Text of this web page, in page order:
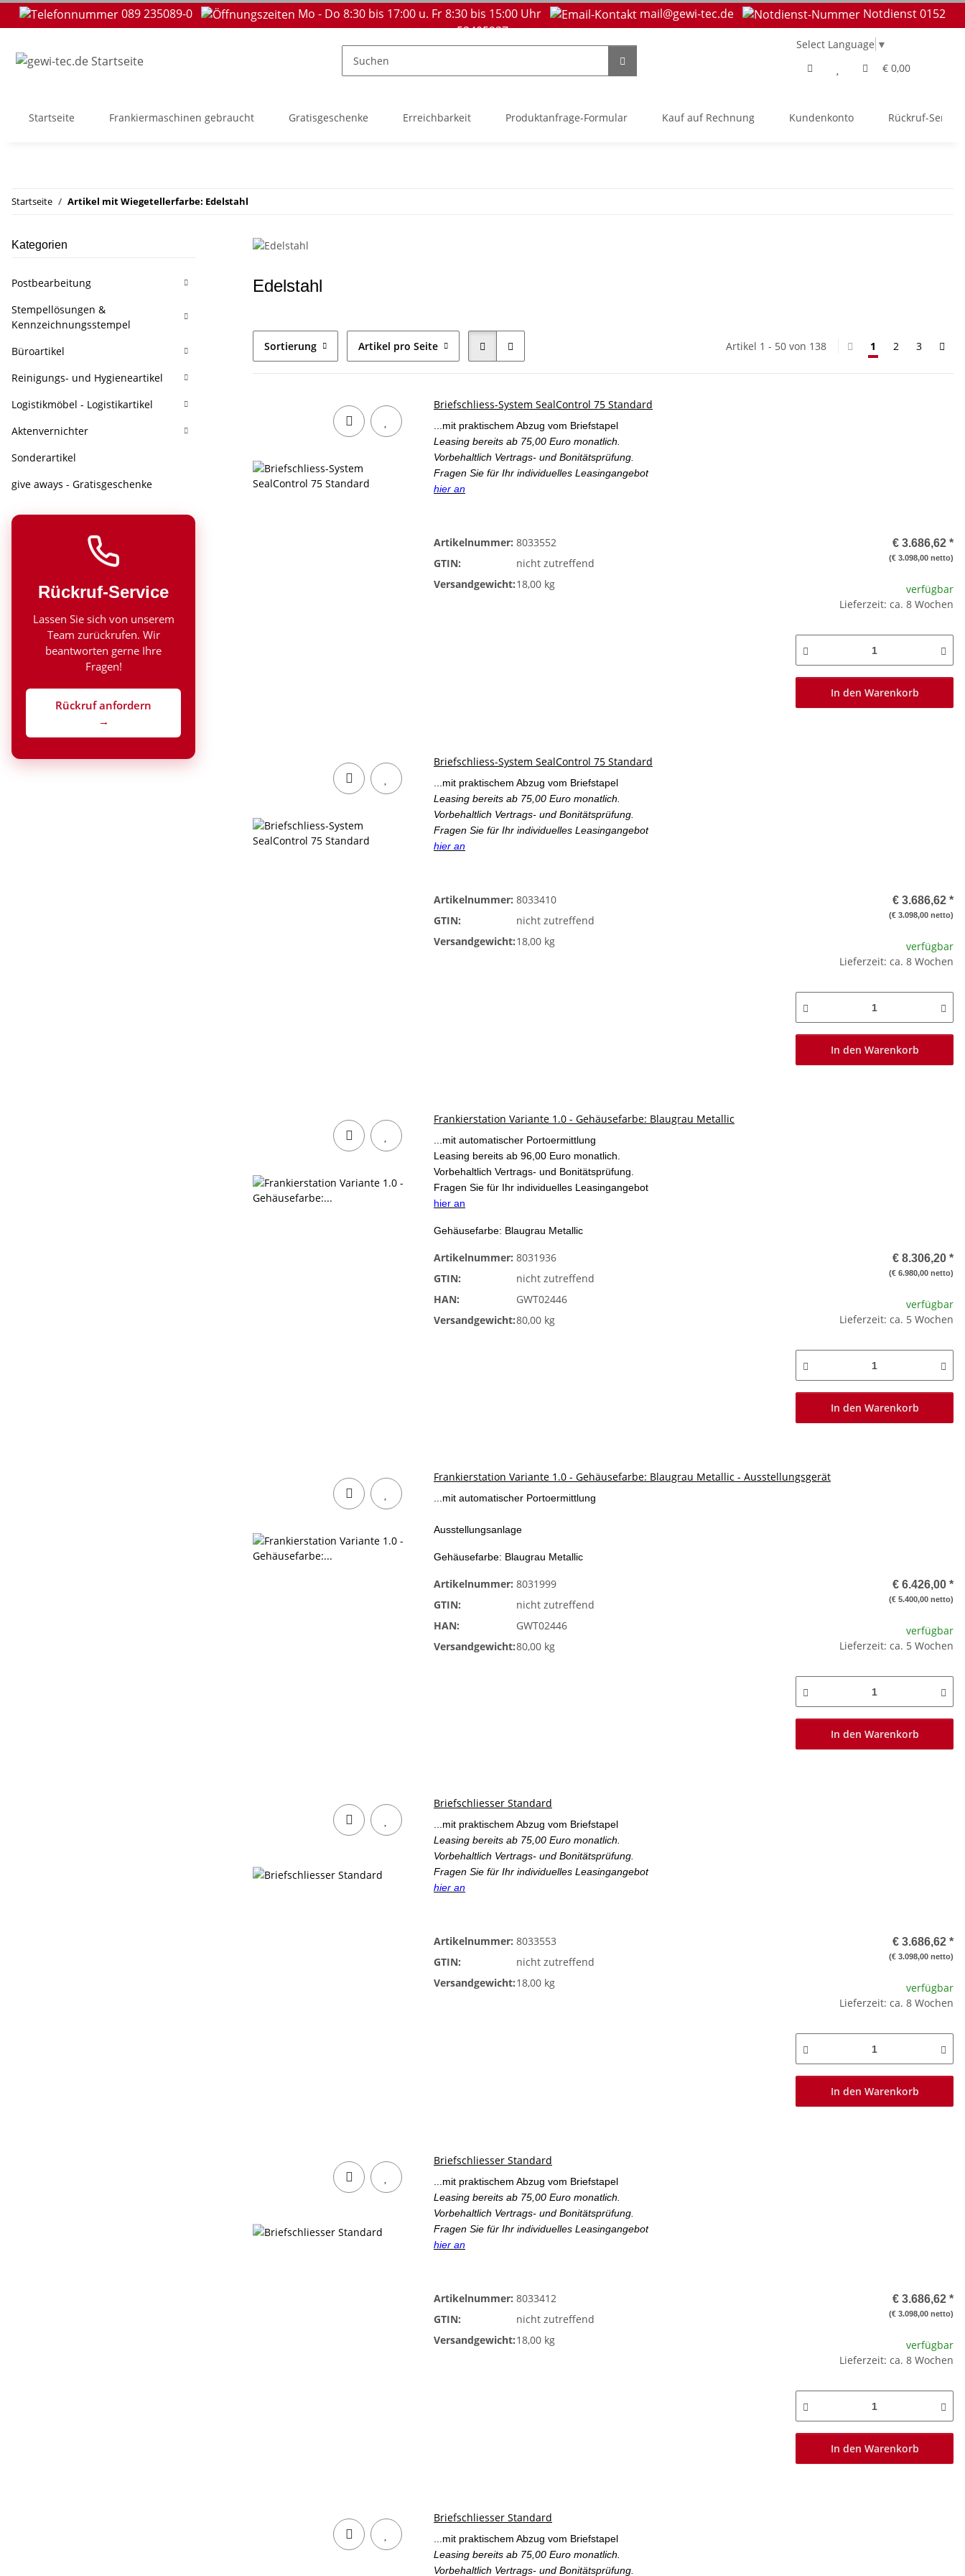
089 235089-0 Mo - Do 8:30 bis 17:00 u. Fr 8:30 bis 15:00 Uhr mail@gewi-tec.de
Notdienst 0152
53405237
Select Language ▼
€ 0,00
Startseite Frankiermaschinen gebraucht Gratisgeschenke Erreichbarkeit Produktanfrage-Formular Kauf auf Rechnung Kundenkonto Rückruf-Service
Startseite Artikel mit Wiegetellerfarbe: Edelstahl
Edelstahl
Sortierung Artikel pro Seite Artikel 1 - 50 von 138 1 2 3
Briefschliess-System SealControl 75 Standard
...mit praktischem Abzug vom Briefstapel
Leasing bereits ab 75,00 Euro monatlich.
Vorbehaltlich Vertrags- und Bonitätsprüfung.
Fragen Sie für Ihr individuelles Leasingangebot
hier an
Artikelnummer: 8033552
GTIN:
nicht zutreffend
Versandgewicht:18,00 kg
€ 3.686,62 *
(€ 3.098,00 netto)
verfügbar
Lieferzeit: ca. 8 Wochen
In den Warenkorb
Briefschliess-System SealControl 75 Standard
...mit praktischem Abzug vom Briefstapel
Leasing bereits ab 75,00 Euro monatlich.
Vorbehaltlich Vertrags- und Bonitätsprüfung.
Fragen Sie für Ihr individuelles Leasingangebot
hier an
Artikelnummer: 8033410
GTIN:
nicht zutreffend
Versandgewicht:18,00 kg
€ 3.686,62 *
(€ 3.098,00 netto)
verfügbar
Lieferzeit: ca. 8 Wochen
In den Warenkorb
Frankierstation Variante 1.0 - Gehäusefarbe: Blaugrau Metallic
...mit automatischer Portoermittlung
Leasing bereits ab 96,00 Euro monatlich.
Vorbehaltlich Vertrags- und Bonitätsprüfung.
Fragen Sie für Ihr individuelles Leasingangebot
hier an
Gehäusefarbe: Blaugrau Metallic
Artikelnummer: 8031936
GTIN:
nicht zutreffend
HAN:
GWT02446
Versandgewicht:80,00 kg
€ 8.306,20 *
(€ 6.980,00 netto)
verfügbar
Lieferzeit: ca. 5 Wochen
In den Warenkorb
Frankierstation Variante 1.0 - Gehäusefarbe: Blaugrau Metallic - Ausstellungsgerät
...mit automatischer Portoermittlung
Ausstellungsanlage
Gehäusefarbe: Blaugrau Metallic
Artikelnummer: 8031999
GTIN:
nicht zutreffend
HAN:
GWT02446
Versandgewicht:80,00 kg
€ 6.426,00 *
(€ 5.400,00 netto)
verfügbar
Lieferzeit: ca. 5 Wochen
In den Warenkorb
Briefschliesser Standard
...mit praktischem Abzug vom Briefstapel
Leasing bereits ab 75,00 Euro monatlich.
Vorbehaltlich Vertrags- und Bonitätsprüfung.
Fragen Sie für Ihr individuelles Leasingangebot
hier an
Artikelnummer: 8033553
GTIN:
nicht zutreffend
Versandgewicht:18,00 kg
€ 3.686,62 *
(€ 3.098,00 netto)
verfügbar
Lieferzeit: ca. 8 Wochen
In den Warenkorb
Briefschliesser Standard
...mit praktischem Abzug vom Briefstapel
Leasing bereits ab 75,00 Euro monatlich.
Vorbehaltlich Vertrags- und Bonitätsprüfung.
Fragen Sie für Ihr individuelles Leasingangebot
hier an
Artikelnummer: 8033412
GTIN:
nicht zutreffend
Versandgewicht:18,00 kg
€ 3.686,62 *
(€ 3.098,00 netto)
verfügbar
Lieferzeit: ca. 8 Wochen
In den Warenkorb
Briefschliesser Standard
...mit praktischem Abzug vom Briefstapel
Leasing bereits ab 75,00 Euro monatlich.
Vorbehaltlich Vertrags- und Bonitätsprüfung.
Kategorien
Postbearbeitung
Stempellösungen &
Kennzeichnungsstempel
Büroartikel
Reinigungs- und Hygieneartikel
Logistikmöbel - Logistikartikel
Aktenvernichter
Sonderartikel
give aways - Gratisgeschenke
Rückruf-Service
Lassen Sie sich von unserem
Team zurückrufen. Wir
beantworten gerne Ihre
Fragen!
Rückruf anfordern
→